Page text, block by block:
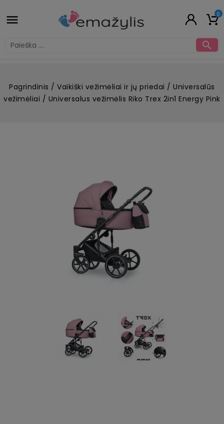
 0

Pagrindinis Vaikiški vežimėliai ir jų priedai
Universalūs
vežimėliai
Universalus vežimėlis Riko Trex 2in1 Energy Pink